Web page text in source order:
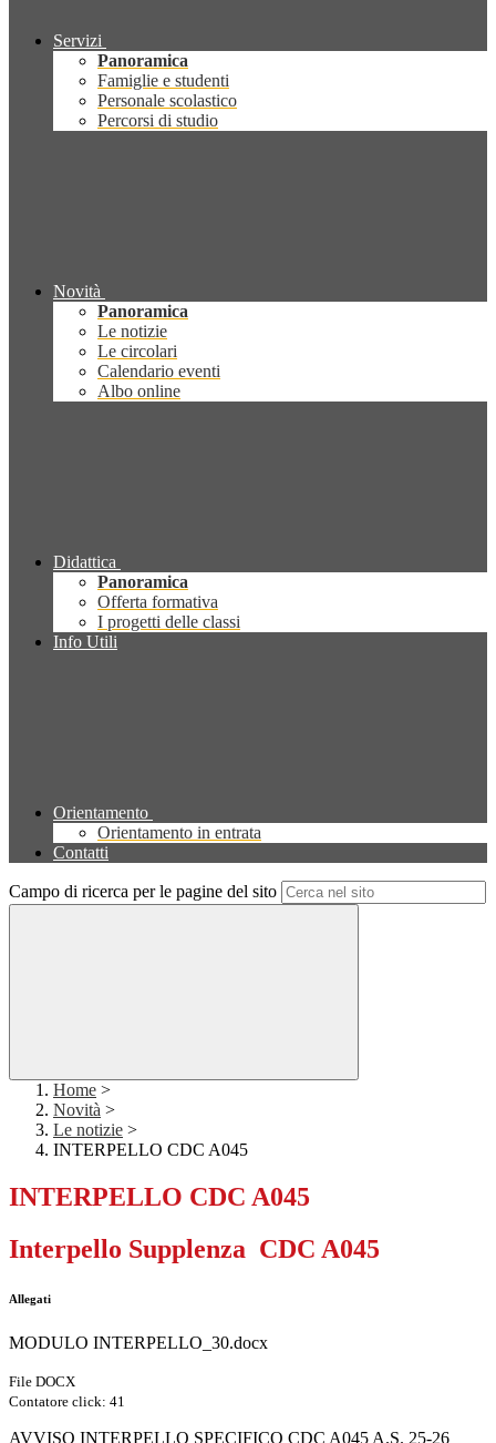
Servizi
Panoramica
Famiglie e studenti
Personale scolastico
Percorsi di studio
Novità
Panoramica
Le notizie
Le circolari
Calendario eventi
Albo online
Didattica
Panoramica
Offerta formativa
I progetti delle classi
Info Utili
Orientamento
Orientamento in entrata
Contatti
Campo di ricerca per le pagine del sito
Home >
Novità >
Le notizie >
INTERPELLO CDC A045
INTERPELLO CDC A045
Interpello Supplenza CDC A045
Allegati
MODULO INTERPELLO_30.docx
File DOCX
Contatore click: 41
AVVISO INTERPELLO SPECIFICO CDC A045 A.S. 25-26